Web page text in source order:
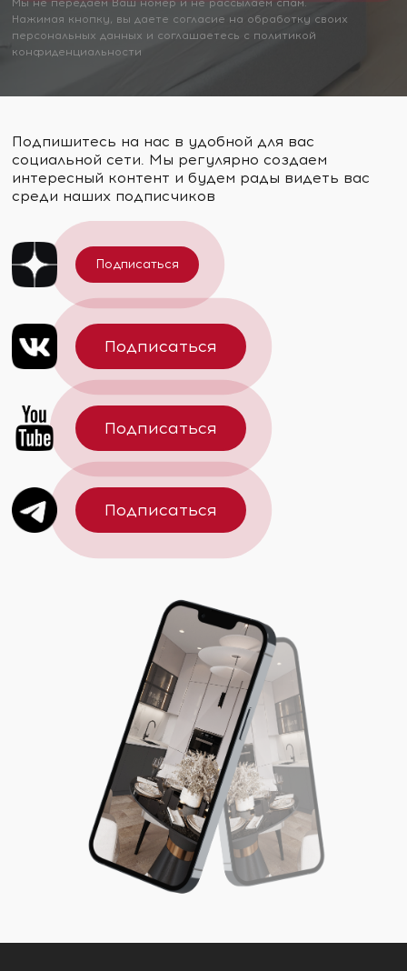
Мы не передаем Ваш номер и не рассылаем спам.
Нажимая кнопку, вы даете согласие на обработку своих
персональных данных и соглашаетесь с политикой
конфиденциальности
Подпишитесь на нас в удобной для вас
социальной сети. Мы регулярно создаем
интересный контент и будем рады видеть вас
среди наших подписчиков
Подписаться
Подписаться
Подписаться
Подписаться